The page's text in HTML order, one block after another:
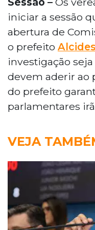
iniciar a sessão
abertura de
o prefeito
investigação
devem aderir ao
do prefeito
parlamentares
VEJA